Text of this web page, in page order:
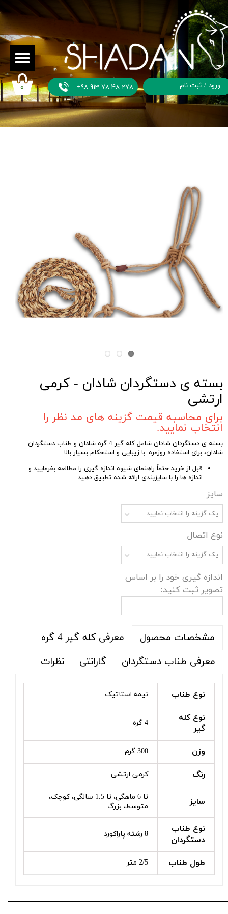
+98 913 78 48 278 ورود / ثبت نام
حساب
خروج از
حساب
کاربری
۰
بسته ی دستگردان شادان - کرمی
ارتشی
برای محاسبه قیمت گزینه های مد نظر را
انتخاب نمایید.
بسته ی دستگردان شادان شامل کله گیر 4 گره شادان و طناب دستگردان
شادان، برای استفاده روزمره. با زیبایی و استحکام بسیار بالا.
قبل از خرید حتماً راهنمای شیوه اندازه گیری را مطالعه بفرمایید و
اندازه ها را با سایزبندی ارائه شده تطبیق دهید.
سایز
یک گزینه را انتخاب نمایید.
نوع اتصال
یک گزینه را انتخاب نمایید.
اندازه گیری خود را بر اساس
تصویر ثبت کنید:
مشخصات محصول
معرفی کله گیر 4 گره
معرفی طناب دستگردان
گارانتی نظرات
نوع طناب نیمه استاتیک
نوع کله
گیر
4 گره
وزن 300 گرم
رنگ کرمی ارتشی
سایز
تا 6 ماهگی، تا 1.5 سالگی، کوچک،
متوسط، بزرگ
نوع طناب
دستگردان
8 رشته پاراکورد
طول طناب 2/5 متر